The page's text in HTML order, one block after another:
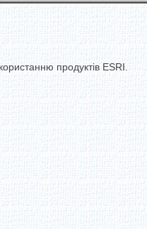
продуктів ESRI.